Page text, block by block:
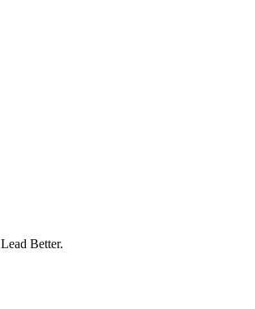
Better.